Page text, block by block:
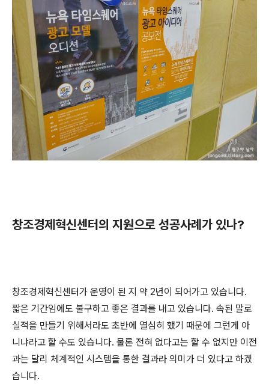
창조경제혁신센터의 지원으로 성공사례가 있나?
창조경제혁신센터가 운영이 된 지 약 2년이 되어가고 있습니다.
짧은 기간임에도 불구하고 좋은 결과를 내고 있습니다. 속된 말로
실적을 만들기 위해서라도 초반에 열심히 했기 때문에 그런게 아
니냐라고 할 수도 있습니다. 물론 전혀 없다고는 할 수 없지만 이전
과는 달리 체계적인 시스템을 통한 결과라 의미가 더 있다고 하겠
습니다.